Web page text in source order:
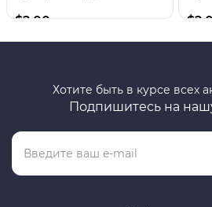
$2.00
Хотите быть в курсе всех
Подпишитесь на